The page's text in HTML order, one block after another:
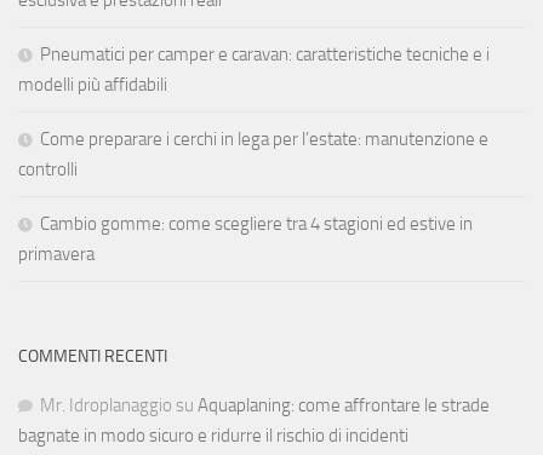
Pneumatici per camper e caravan: caratteristiche tecniche e i
modelli più affidabili
Come preparare i cerchi in lega per l’estate: manutenzione e
controlli
Cambio gomme: come scegliere tra 4 stagioni ed estive in
primavera
COMMENTI RECENTI
Mr. Idroplanaggio su Aquaplaning: come affrontare le strade
bagnate in modo sicuro e ridurre il rischio di incidenti